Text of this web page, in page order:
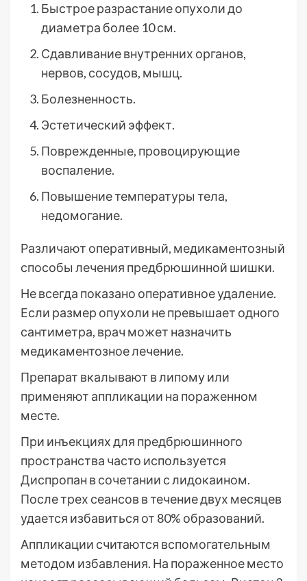
Быстрое разрастание опухоли до
диаметра более 10 см.
Сдавливание внутренних органов,
нервов, сосудов, мышц.
Болезненность.
Эстетический эффект.
Поврежденные, провоцирующие
воспаление.
Повышение температуры тела,
недомогание.
Различают оперативный, медикаментозный
способы лечения предбрюшинной шишки.
Не всегда показано оперативное удаление.
Если размер опухоли не превышает одного
сантиметра, врач может назначить
медикаментозное лечение.
Препарат вкалывают в липому или
применяют аппликации на пораженном
месте.
При инъекциях для предбрюшинного
пространства часто используется
Диспропан в сочетании с лидокаином.
После трех сеансов в течение двух месяцев
удается избавиться от 80% образований.
Аппликации считаются вспомогательным
методом избавления. На пораженное место